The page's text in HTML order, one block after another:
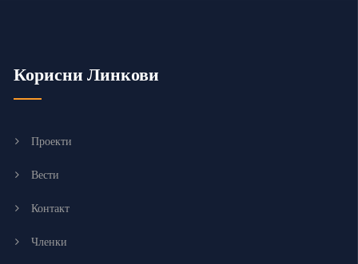
Корисни Линкови
Проекти
Вести
Контакт
Членки